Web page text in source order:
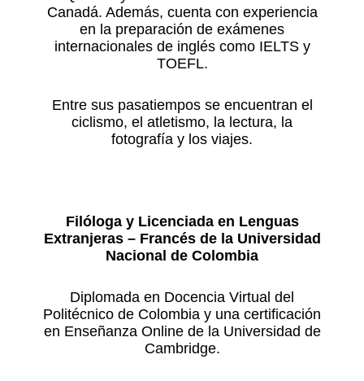
Canadá. Además, cuenta con experiencia
en la preparación de exámenes
internacionales de inglés como IELTS y
TOEFL.
Entre sus pasatiempos se encuentran el
ciclismo, el atletismo, la lectura, la
fotografía y los viajes.
Filóloga y Licenciada en Lenguas
Extranjeras – Francés de la Universidad
Nacional de Colombia
Diplomada en Docencia Virtual del
Politécnico de Colombia y una certificación
en Enseñanza Online de la Universidad de
Cambridge.